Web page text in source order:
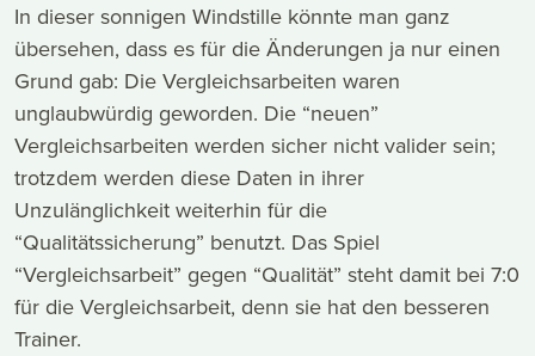
In dieser sonnigen Windstille könnte man ganz
übersehen, dass es für die Änderungen ja nur einen
Grund gab: Die Vergleichsarbeiten waren
unglaubwürdig geworden. Die “neuen”
Vergleichsarbeiten werden sicher nicht valider sein;
trotzdem werden diese Daten in ihrer
Unzulänglichkeit weiterhin für die
“Qualitätssicherung” benutzt. Das Spiel
“Vergleichsarbeit” gegen “Qualität” steht damit bei 7:0
für die Vergleichsarbeit, denn sie hat den besseren
Trainer.